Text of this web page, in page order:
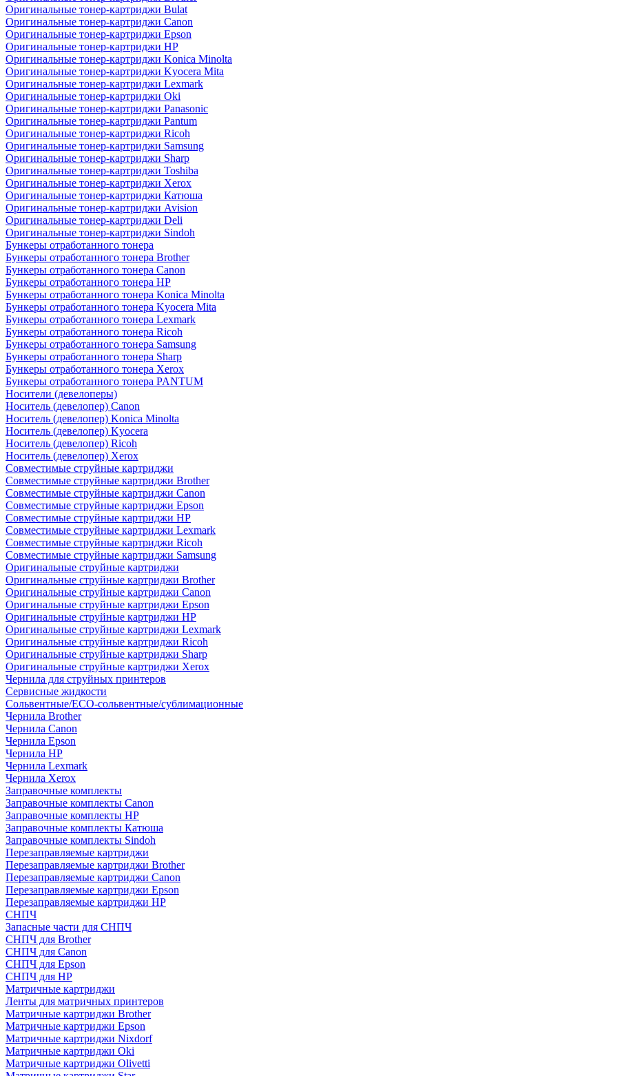
Оригинальные тонер-картриджи Bulat
Оригинальные тонер-картриджи Canon
Оригинальные тонер-картриджи Epson
Оригинальные тонер-картриджи HP
Оригинальные тонер-картриджи Konica Minolta
Оригинальные тонер-картриджи Kyocera Mita
Оригинальные тонер-картриджи Lexmark
Оригинальные тонер-картриджи Oki
Оригинальные тонер-картриджи Panasonic
Оригинальные тонер-картриджи Pantum
Оригинальные тонер-картриджи Ricoh
Оригинальные тонер-картриджи Samsung
Оригинальные тонер-картриджи Sharp
Оригинальные тонер-картриджи Toshiba
Оригинальные тонер-картриджи Xerox
Оригинальные тонер-картриджи Катюша
Оригинальные тонер-картриджи Avision
Оригинальные тонер-картриджи Deli
Оригинальные тонер-картриджи Sindoh
Бункеры отработанного тонера
Бункеры отработанного тонера Brother
Бункеры отработанного тонера Canon
Бункеры отработанного тонера HP
Бункеры отработанного тонера Konica Minolta
Бункеры отработанного тонера Kyocera Mita
Бункеры отработанного тонера Lexmark
Бункеры отработанного тонера Ricoh
Бункеры отработанного тонера Samsung
Бункеры отработанного тонера Sharp
Бункеры отработанного тонера Xerox
Бункеры отработанного тонера PANTUM
Носители (девелоперы)
Носитель (девелопер) Canon
Носитель (девелопер) Konica Minolta
Носитель (девелопер) Kyocera
Носитель (девелопер) Ricoh
Носитель (девелопер) Xerox
Совместимые струйные картриджи
Совместимые струйные картриджи Brother
Совместимые струйные картриджи Canon
Совместимые струйные картриджи Epson
Совместимые струйные картриджи HP
Совместимые струйные картриджи Lexmark
Совместимые струйные картриджи Ricoh
Совместимые струйные картриджи Samsung
Оригинальные струйные картриджи
Оригинальные струйные картриджи Brother
Оригинальные струйные картриджи Canon
Оригинальные струйные картриджи Epson
Оригинальные струйные картриджи HP
Оригинальные струйные картриджи Lexmark
Оригинальные струйные картриджи Ricoh
Оригинальные струйные картриджи Sharp
Оригинальные струйные картриджи Xerox
Чернила для струйных принтеров
Сервисные жидкости
Сольвентные/ECO-сольвентные/сублимационные
Чернила Brother
Чернила Canon
Чернила Epson
Чернила HP
Чернила Lexmark
Чернила Xerox
Заправочные комплекты
Заправочные комплекты Canon
Заправочные комплекты HP
Заправочные комплекты Катюша
Заправочные комплекты Sindoh
Перезаправляемые картриджи
Перезаправляемые картриджи Brother
Перезаправляемые картриджи Canon
Перезаправляемые картриджи Epson
Перезаправляемые картриджи HP
СНПЧ
Запасные части для СНПЧ
СНПЧ для Brother
СНПЧ для Canon
СНПЧ для Epson
СНПЧ для HP
Матричные картриджи
Ленты для матричных принтеров
Матричные картриджи Brother
Матричные картриджи Epson
Матричные картриджи Nixdorf
Матричные картриджи Oki
Матричные картриджи Olivetti